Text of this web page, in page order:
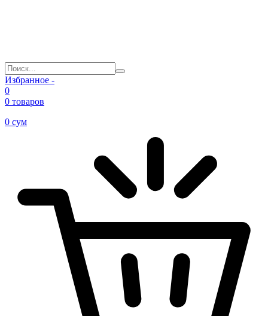
Избранное -
0
0 товаров
0 сум